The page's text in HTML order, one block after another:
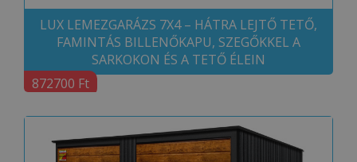
LUX LEMEZGARÁZS 7X4 – HÁTRA LEJTŐ TETŐ,
FAMINTÁS BILLENŐKAPU, SZEGŐKKEL A
SARKOKON ÉS A TETŐ ÉLEIN
872700 Ft